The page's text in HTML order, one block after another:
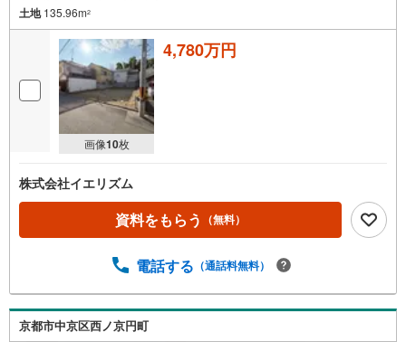
土地135.96m2
画像10枚
4,780万円
株式会社イエリズム
資料をもらう （無料）
電話する （通話料無料）
京都市中京区西ノ京円町